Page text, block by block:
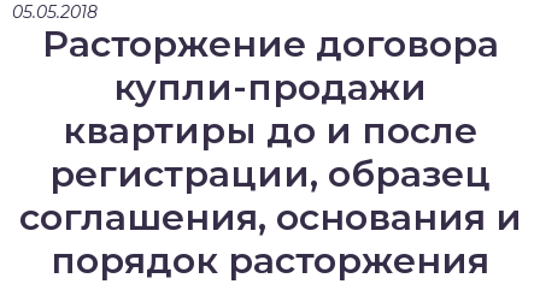
05.05.2018
Расторжение договора
купли-продажи
квартиры до и после
регистрации, образец
соглашения, основания и
порядок расторжения